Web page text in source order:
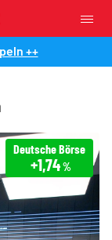
++
Deutsche Börse
+1,74%